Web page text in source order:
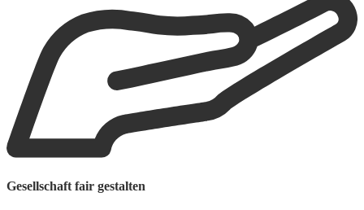
Gesellschaft fair gestalten